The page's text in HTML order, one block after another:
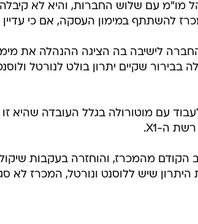
מו"מ עם שלוש החברות, והיא לא קיבלה
להשתתף במימון העסקה, אם כי עדיין
לישיבה בה הציגה ההנהלה את
שקיים יתרון בולט לנורטל
עם מוטורולה בגלל העובדה
הקודם מהמכרז, והוחזרה בעקבות
שיש ללוסנט ונורטל, המכרז לא